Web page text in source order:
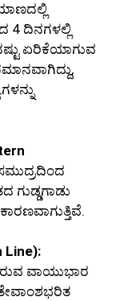
4 ದಿನಗಳಲ್ಲಿ
ಏರಿಕೆಯಾಗುವ
ಗುಡ್ಡಗಾಡು
Line):
ವಾಯುಭಾರ